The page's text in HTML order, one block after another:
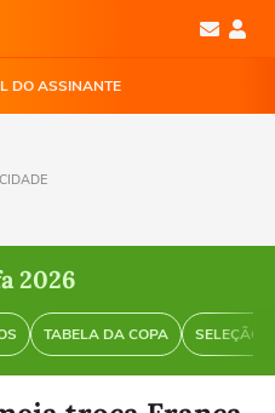
DO ASSINANTE
2026
TABELA DA COPA SELEÇÃO